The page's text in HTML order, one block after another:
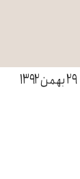
۲۹ بهمن ۱۳۹۲